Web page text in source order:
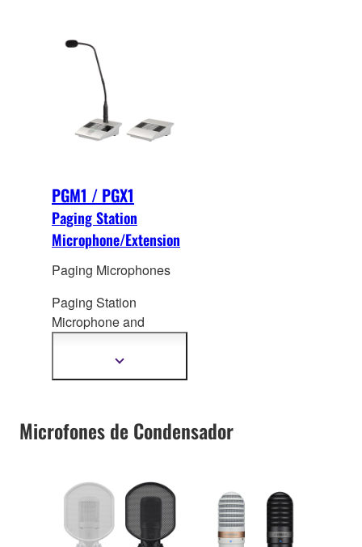
PGM1 / PGX1
Paging Station
Microphone/Extension
Paging Microphones
Paging Station
Microphone and
and MRX7-DMostrar
Microfones de Condensador